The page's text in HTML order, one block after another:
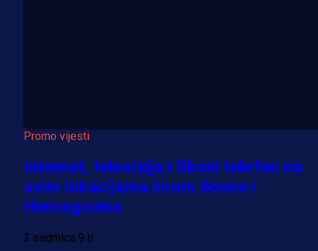
Promo vijesti
Internet, televizija i fiksni telefon na
svim lokacijama širom Bosne i
Hercegovine
3 sedmica 9 h